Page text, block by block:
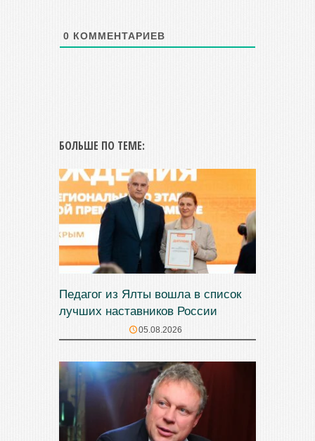
0 КОММЕНТАРИЕВ
БОЛЬШЕ ПО ТЕМЕ:
Педагог из Ялты вошла в список
лучших наставников России
05.08.2026